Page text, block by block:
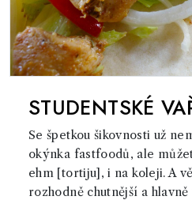
STUDENTSKÉ
Se špetkou šikovnosti už
okýnka fastfoodů, ale
ehm [tortiju], i na koleji. A
rozhodně chutnější a